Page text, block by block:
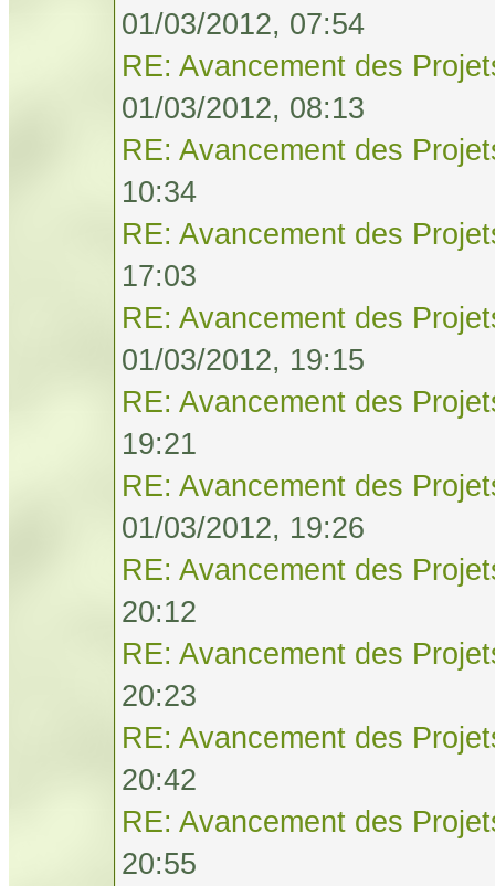
01/03/2012, 07:54
RE: Avancement des
01/03/2012, 08:13
RE: Avancement des
10:34
RE: Avancement des
17:03
RE: Avancement des
01/03/2012, 19:15
RE: Avancement des
19:21
RE: Avancement des
01/03/2012, 19:26
RE: Avancement des
20:12
RE: Avancement des
20:23
RE: Avancement des
20:42
RE: Avancement des
20:55